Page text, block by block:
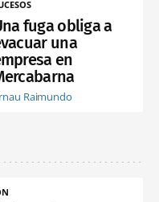
fuga obliga a
una
en
Raimundo